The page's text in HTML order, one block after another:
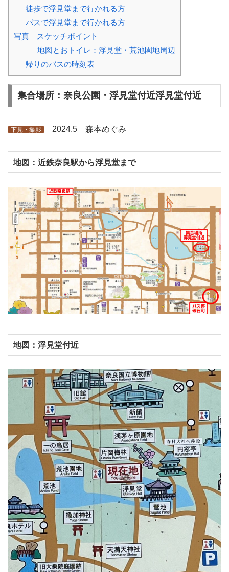
徒歩で浮見堂まで行かれる方
バスで浮見堂まで行かれる方
写真｜スケッチポイント
地図とおトイレ：浮見堂・荒池園地周辺
帰りのバスの時刻表
集合場所：奈良公園・浮見堂付近浮見堂付近
下見・撮影 2024.5 森本めぐみ
地図：近鉄奈良駅から浮見堂まで
地図：浮見堂付近